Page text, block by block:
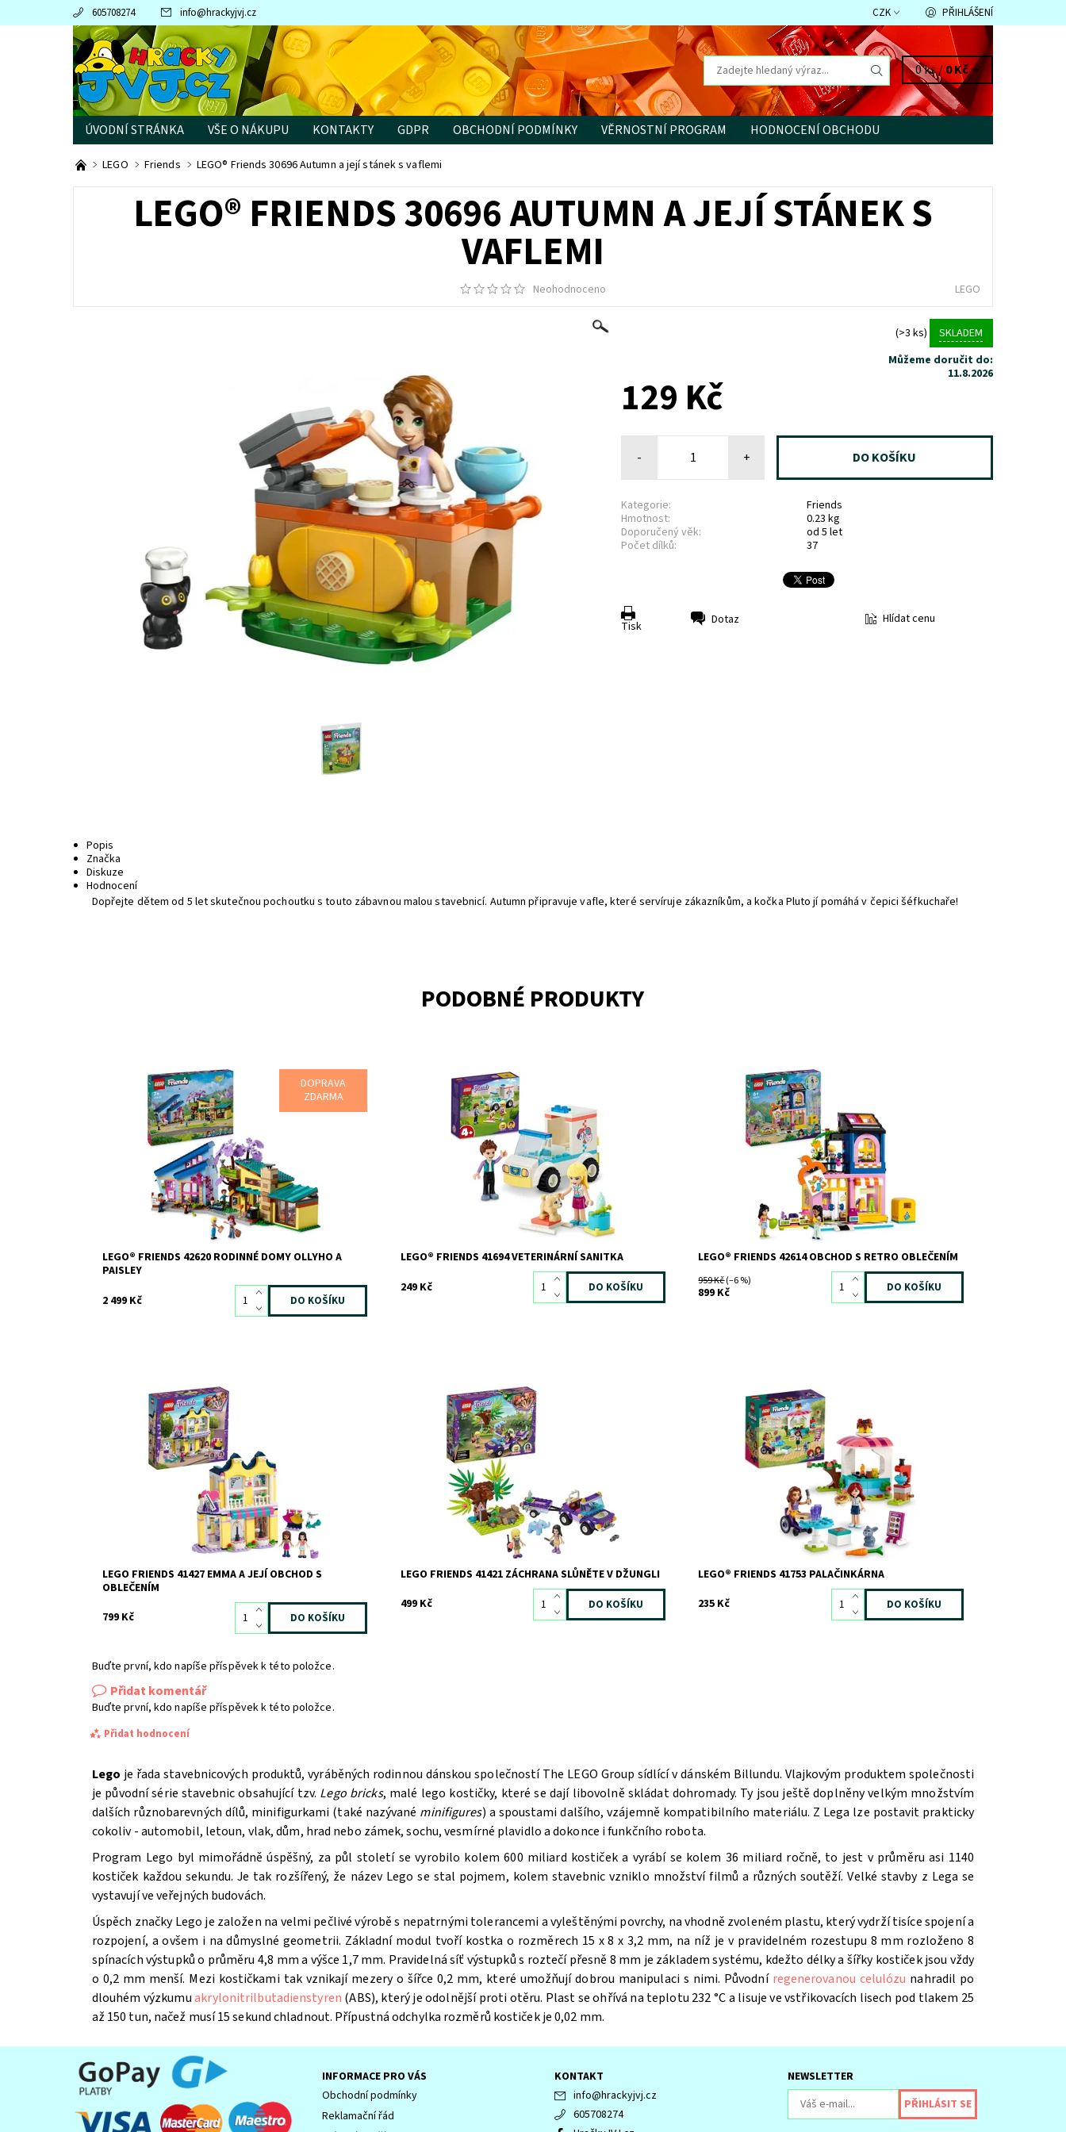
605708274 info@hrackyjvj.cz CZK PŘIHLÁŠENÍ
0 ks /0 Kč
ÚVODNÍ STRÁNKA VŠE O NÁKUPU KONTAKTY GDPR OBCHODNÍ PODMÍNKY VĚRNOSTNÍ PROGRAM
HODNOCENÍ OBCHODU
PRODÁVANÉ ZNAČKY
LEGO Friends LEGO® Friends 30696 Autumn a její stánek s vaflemi
LEGO® FRIENDS 30696 AUTUMN A JEJÍ STÁNEK S
VAFLEMI
Neohodnoceno LEGO
(>3 ks)
SKLADEM
Můžeme doručit do:
11.8.2026
129 Kč
- +
Kategorie:
Friends
Hmotnost:
0.23 kg
Doporučený věk:
od 5 let
Počet dílků:
37
Tisk Dotaz Hlídat cenu
Popis
Značka
Diskuze
Hodnocení
Dopřejte dětem od 5 let skutečnou pochoutku s touto zábavnou malou stavebnicí. Autumn připravuje vafle, které servíruje zákazníkům, a kočka Pluto jí pomáhá v čepici šéfkuchaře!
PODOBNÉ PRODUKTY
DOPRAVA
ZDARMA
Olly a Paisley spolu rádi tráví čas – naštěstí bydlí hned
vedle sebe! Vydáte se k nim na návštěvu? Vychutnejte
si odpolední šálek čaje u Ollyho a prohlédněte si jeho
módní návrhy. Pak navštivte Paisley, u které si zahrajete
na kytaru. Prozkoumejte místnosti...
Dostupnost:
Skladem3
12387
LEGO
LEGO® FRIENDS 42620 RODINNÉ DOMY OLLYHO A
PAISLEY
2 499 Kč
Veterinární sanitka s figurkou pejska a minipanenkami
Stephanie a Ethanem
Dostupnost:
Skladem2
9798
LEGO
LEGO® FRIENDS 41694 VETERINÁRNÍ SANITKA
249 Kč
Stavebnice pro děti s obchodem a retro oblečením
Dostupnost:
Skladem>3
11427
LEGO
LEGO® FRIENDS 42614 OBCHOD S RETRO OBLEČENÍM
959 Kč(–6 %)
899 Kč
Krejčovské studio, obchod s oblečením a bezpočet
Dostupnost:
Skladem2
7370
LEGO FRIENDS 41427 EMMA A JEJÍ OBCHOD S
OBLEČENÍM
799 Kč
Při záchraně slůněte děti prožijí bezpočet napínavých
Dostupnost:
Skladem2
7367
LEGO
LEGO FRIENDS 41421 ZÁCHRANA SLŮNĚTE V DŽUNGLI
499 Kč
Stavebnice Palačinkárna je vhodná pro děti, které si
rády hrají na obchod. Součástí jsou 2 minipanenky a
doplňky, které dětem přinesou hodiny zábavy s
palačinkami.
3
10988
LEGO
LEGO® FRIENDS 41753 PALAČINKÁRNA
235 Kč
Buďte první, kdo napíše příspěvek k této položce.
Přidat komentář
Buďte první, kdo napíše příspěvek k této položce.
Přidat hodnocení
Souhlasím seZpracováním osobních údajů.
Lego je řada stavebnicových produktů, vyráběných rodinnou dánskou společností The LEGO Group sídlící v dánském Billundu. Vlajkovým produktem společnosti
je původní série stavebnic obsahující tzv. Lego bricks, malé lego kostičky, které se dají libovolně skládat dohromady. Ty jsou ještě doplněny velkým množstvím
dalších různobarevných dílů, minifigurkami (také nazývané minifigures) a spoustami dalšího, vzájemně kompatibilního materiálu. Z Lega lze postavit prakticky
cokoliv - automobil, letoun, vlak, dům, hrad nebo zámek, sochu, vesmírné plavidlo a dokonce i funkčního robota.
Program Lego byl mimořádně úspěšný, za půl století se vyrobilo kolem 600 miliard kostiček a vyrábí se kolem 36 miliard ročně, to jest v průměru asi 1140
kostiček každou sekundu. Je tak rozšířený, že název Lego se stal pojmem, kolem stavebnic vzniklo množství filmů a různých soutěží. Velké stavby z Lega se
vystavují ve veřejných budovách.
Úspěch značky Lego je založen na velmi pečlivé výrobě s nepatrnými tolerancemi a vyleštěnými povrchy, na vhodně zvoleném plastu, který vydrží tisíce spojení a
rozpojení, a ovšem i na důmyslné geometrii. Základní modul tvoří kostka o rozměrech 15 x 8 x 3,2 mm, na níž je v pravidelném rozestupu 8 mm rozloženo 8
spínacích výstupků o průměru 4,8 mm a výšce 1,7 mm. Pravidelná síť výstupků s roztečí přesně 8 mm je základem systému, kdežto délky a šířky kostiček jsou vždy
o 0,2 mm menší. Mezi kostičkami tak vznikají mezery o šířce 0,2 mm, které umožňují dobrou manipulaci s nimi. Původní regenerovanou celulózu nahradil po
dlouhém výzkumuakrylonitrilbutadienstyren (ABS), který je odolnější proti otěru. Plast se ohřívá na teplotu 232 °C a lisuje ve vstřikovacích lisech pod tlakem 25
až 150 tun, načež musí 15 sekund chladnout. Přípustná odchylka rozměrů kostiček je 0,02 mm.
INFORMACE PRO VÁS
Obchodní podmínky
Reklamační řád
KONTAKT
info@hrackyjvj.cz
605708274
NEWSLETTER